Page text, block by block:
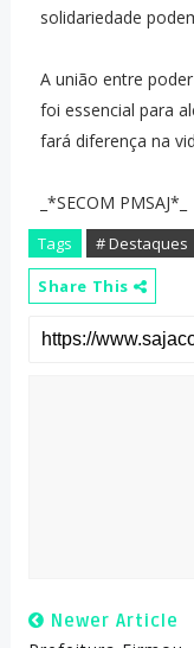
solidariedade
A união entre
foi essencial para
fará diferença na
_*SECOM PMSAJ*_
Tags # Destaques
Share This
Newer Article